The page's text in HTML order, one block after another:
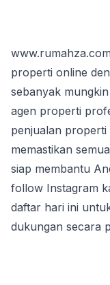
properti online
sebanyak
agen properti
penjualan properti
memastikan
siap membantu
follow Instagram
daftar hari ini
dukungan secara